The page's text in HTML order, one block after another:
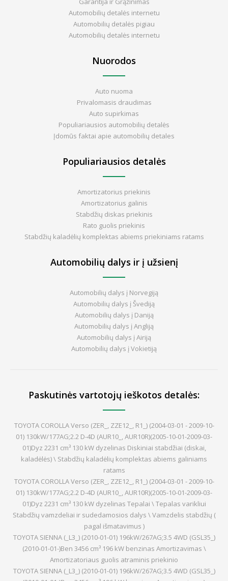
Automobilių detalės internetu
Automobilių detalės pigiau
Automobilių detalės internetu
Nuorodos
Auto nuoma
Privalomasis draudimas
Auto supirkimas
Populiariausios automobilių detalės
Įdomūs faktai apie automobilių detales
Populiariausios detalės
Amortizatorius priekinis
Amortizatorius galinis
Stabdžių diskas priekinis
Rato guolis priekinis
Stabdžių kaladėlių komplektas abiems priekiniams ratams
Automobilių dalys ir į užsienį
Automobilių dalys į Norvegiją
Automobilių dalys į Švediją
Automobilių dalys į Daniją
Automobilių dalys į Angliją
Automobilių dalys į Airiją
Automobilių dalys į Vokietiją
Paskutinės vartotojų ieškotos detalės:
TOYOTA COROLLA Verso (ZER_, ZZE12_, R1_) (2004-03-01 - 2009-10-
01) 130kW/177AG;2.2 D-4D (AUR10_, AUR10R)(2005-10-01-2009-03-
01)Dyz 2231 cm³ 130 kW dyzelinas Diskiniai stabdžiai (diskai,
kaladėlės) \ Stabdžių kaladėlių komplektas abiems galiniams
ratams
TOYOTA COROLLA Verso (ZER_, ZZE12_, R1_) (2004-03-01 - 2009-10-
01) 130kW/177AG;2.2 D-4D (AUR10_, AUR10R)(2005-10-01-2009-03-
01)Dyz 2231 cm³ 130 kW dyzelinas Tepalai \ Tepalas varikliui
Stabdžių vamzdeliai ir sudedamosios dalys \ Vamzdelis stabdžių (
pagal išmatavimus )
TOYOTA SIENNA (_L3_) (2010-01-01) 196kW/267AG;3.5 4WD (GSL35_)
(2010-01-01-)Ben 3456 cm³ 196 kW benzinas Amortizavimas \
Amortizatoriaus guolis atraminis priekinio
TOYOTA SIENNA (_L3_) (2010-01-01) 196kW/267AG;3.5 4WD (GSL35_)